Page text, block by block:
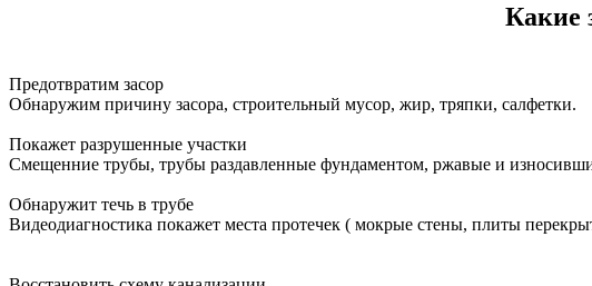
Какие
Предотвратим засор
Обнаружим причину засора, cтроительный мусор, жир, тряпки, салфетки.
Покажет разрушенные участки
Смещенние трубы, трубы раздавленные фундаментом, ржавые и
Обнаружит течь в трубе
Видеодиагностика покажет места протечек ( мокрые стены, плиты